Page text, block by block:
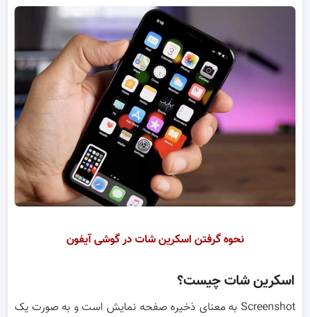
نحوه گرفتن اسکرین شات در گوشی آیفون
اسکرین شات چیست؟
Screenshot به معنای ذخیره صفحه نمایش است و به صورت یک